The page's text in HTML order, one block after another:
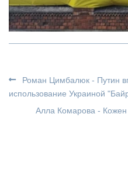
Роман Цимбалюк - Путин
использование Украиной
Алла Комарова - Кожен